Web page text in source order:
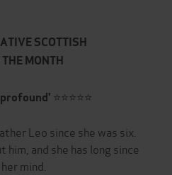
SCOTTISH
MONTH
⭐⭐⭐⭐⭐
Leo since she was six.
and she has long since
mind.